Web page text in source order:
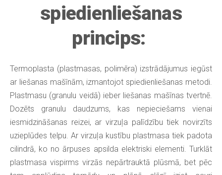
spiedienliešanas
princips:
Termoplasta (plastmasas, polimēra) izstrādājumus iegūst
ar liešanas mašīnām, izmantojot spiedienliešanas metodi.
Plastmasu (granulu veidā) ieber liešanas mašīnas tvertnē.
Dozēts granulu daudzums, kas nepieciešams vienai
iesmidzināšanas reizei, ar virzuļa palīdzību tiek novirzīts
uzieplūdes telpu. Ar virzuļa kustību plastmasa tiek padota
cilindrā, ko no ārpuses apsilda elektriski elementi. Turklāt
plastmasa vispirms virzās nepārtrauktā plūsmā, bet pēc